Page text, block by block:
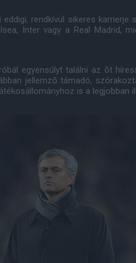
eddigi, rendkívül sikeres
Inter vagy a Real Madrid,
egyensúlyt találni az õt
jellemzõ támadó,
is a legjobban